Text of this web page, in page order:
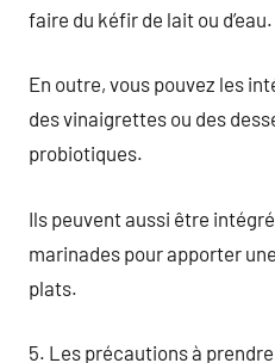
faire du kéfir de lait ou d’eau.
En outre, vous pouvez les
des vinaigrettes ou des
probiotiques.
Ils peuvent aussi être
marinades pour apporter
plats.
5. Les précautions à